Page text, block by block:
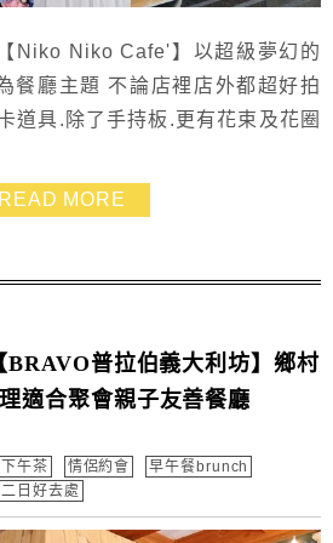
Niko Niko Cafe'】以超級夢幻的
餐廳主題 不論店裡店外都超好拍
道具.除了手持板.更有花束及花圈
開幕沒多久就在網上瘋傳
READ MORE
BRAVO普拉伯義大利坊】鄉村
適合聚會親子友善餐廳
午茶 情侶約會
早午餐brunch
日好去處